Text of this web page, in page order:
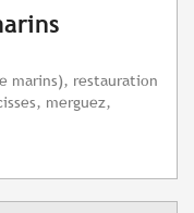
marins), restauration
merguez,